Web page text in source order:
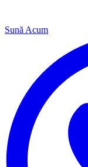
Sună Acum